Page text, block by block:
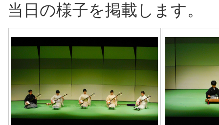
当日の様子を掲載します。